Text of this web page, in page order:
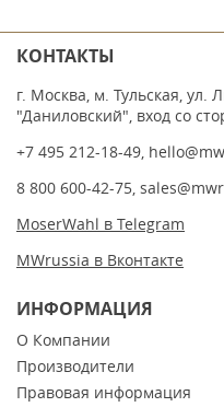
КОНТАКТЫ
г. Москва, м. Тульская, ул.
"Даниловский", вход со
+7 495 212-18-49,
8 800 600-42-75,
MoserWahl в Telegram
MWrussia в Вконтакте
ИНФОРМАЦИЯ
О Компании
Производители
Правовая информация